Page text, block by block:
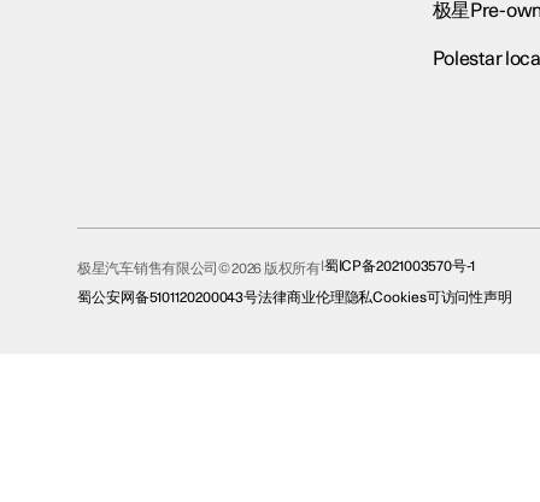
极星Pre-
Polestar
极星汽车销售有限公司© 2026 版权所有 蜀ICP备2021003570号-1
蜀公安网备5101120200043号法律商业伦理隐私Cookies可访问性声明